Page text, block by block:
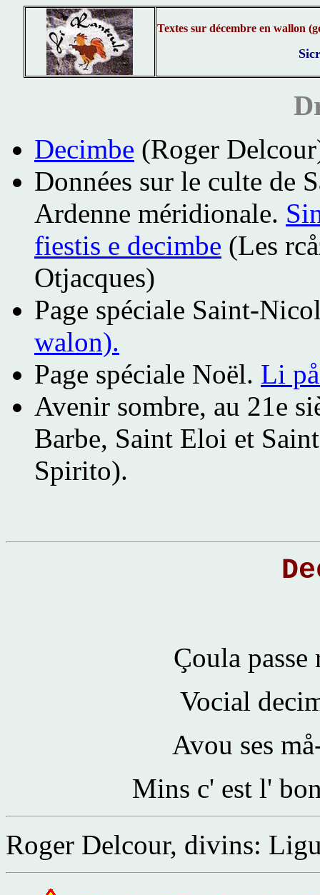
Textes sur décembre en wallon
Decimbe (Roger
Données sur le culte de
Ardenne méridionale.
fiestis e decimbe (Les
Otjacques)
Page spéciale Saint-
walon).
Page spéciale Noël. Li
Avenir sombre, au 21e
Barbe, Saint Eloi et
Spirito).
Çoula passe
Vocial
Avou ses
Mins c' est l'
Roger Delcour, divins: